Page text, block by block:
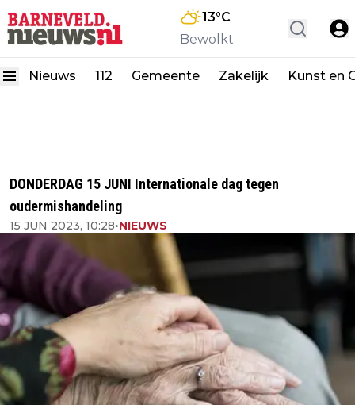
13°C
Bewolkt
Nieuws 112 Gemeente Zakelijk Kunst en
DONDERDAG 15 JUNI Internationale dag tegen
oudermishandeling
15 JUN 2023, 10:28•NIEUWS